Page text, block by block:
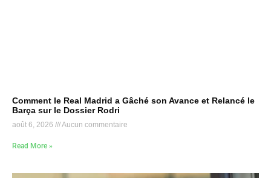
Comment le Real Madrid a Gâché son Avance et Relancé le
Barça sur le Dossier Rodri
août 6, 2026 Aucun commentaire
Read More »